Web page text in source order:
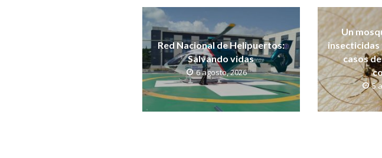
Red Nacional de Helipuertos:
Salvando vidas
6 agosto, 2026
Un
casos
5